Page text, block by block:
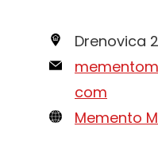
Drenovica
com
Memento